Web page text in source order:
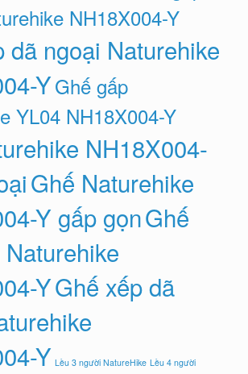
NH18X004-Y
dã ngoại Naturehike
YGhế gấp
YL04 NH18X004-Y
NH18X004-
Ghế Naturehike
Y gấp gọnGhế
YGhế xếp dã
Y Lều 3 người NatureHike Lều 4 người